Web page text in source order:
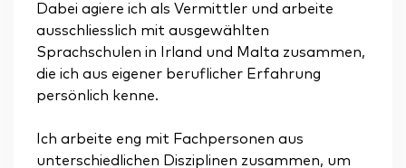
Dabei agiere ich als Vermittler und arbeite
ausschliesslich mit ausgewählten
Sprachschulen in Irland und Malta zusammen,
die ich aus eigener beruflicher Erfahrung
persönlich kenne.
Ich arbeite eng mit Fachpersonen aus
unterschiedlichen Disziplinen zusammen, um